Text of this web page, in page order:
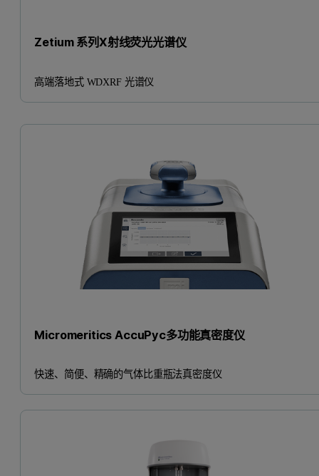
Zetium 系列X射线荧光光谱仪
高端落地式 WDXRF 光谱仪
Micromeritics AccuPyc多功能真密度仪
快速、简便、精确的气体比重瓶法真密度仪